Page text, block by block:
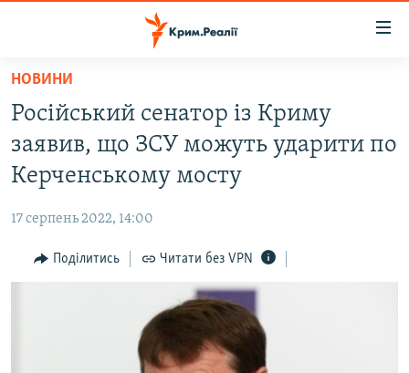
Перейти
основного
матеріалу
Перейти
до
основної
навігації
Перейти
до
ВІДЕО ТА ФОТО
БЛОГИ
ПОГЛЯД
НОВИНИ
Російський сенатор із Криму
заявив, що ЗСУ можуть ударити по
Керченському мосту
17 серпень 2022, 14:00
Поділитись Читати без VPN